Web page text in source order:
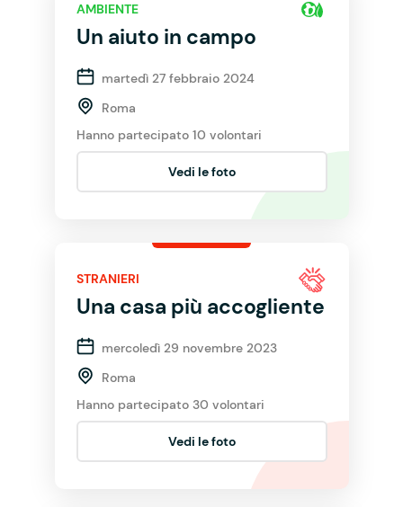
AMBIENTE
Un aiuto in campo
martedì 27 febbraio 2024
Roma
Hanno partecipato 10 volontari
Vedi le foto
STRANIERI
Una casa più accogliente
mercoledì 29 novembre 2023
Roma
Hanno partecipato 30 volontari
Vedi le foto